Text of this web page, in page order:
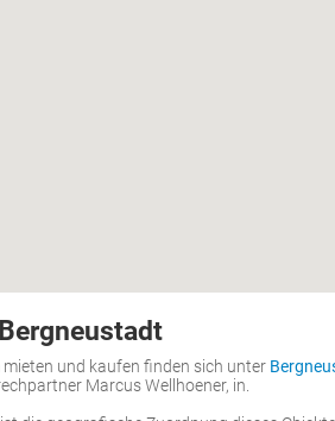
und kaufen finden sich unter
Marcus Wellhoener, in.